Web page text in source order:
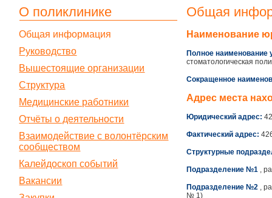
О поликлинике
Общая информация
Руководство
Вышестоящие организации
Структура
Медицинские работники
Отчёты о деятельности
Взаимодействие с волонтёрским
сообществом
Калейдоскоп событий
Вакансии
Общая
Наименование
Полное наименование
стоматологическая
Сокращенное
Адрес места
Юридический адрес:
Фактический адрес:
Структурные
Подразделение №1 ,
Подразделение №2 ,
№ 1)